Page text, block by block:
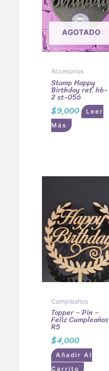
AGOTADO
Accesorios
Stamp Happy
Birthday ref. hb-
2 st-056
$9,000
Leer
Más
Cumpleaños
Topper – Pin –
Feliz Cumpleaños
R5
$4,000
Añadir Al
Carrito